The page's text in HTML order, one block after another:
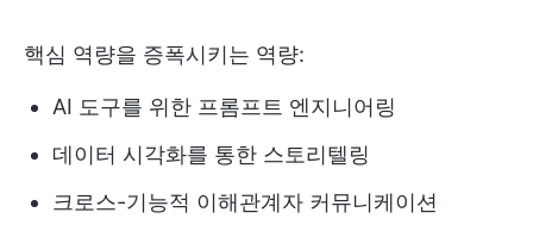
핵심 역량을 증폭시키는 역량:
AI 도구를 위한 프롬프트 엔지니어링
데이터 시각화를 통한 스토리텔링
크로스-기능적 이해관계자 커뮤니케이션